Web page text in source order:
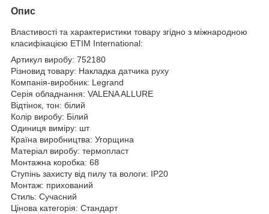
Опис
Властивості та характеристики товару згідно з міжнародною
класифікацією ETIM International:
Артикул виробу: 752180
Різновид товару: Накладка датчика руху
Компанія-виробник: Legrand
Серія обладнання: VALENA ALLURE
Відтінок, тон: білий
Колір виробу: Білий
Одиниця виміру: шт
Країна виробництва: Угорщина
Матеріал виробу: термопласт
Монтажна коробка: 68
Ступінь захисту від пилу та вологи: IP20
Монтаж: прихований
Стиль: Сучасний
Цінова категорія: Стандарт